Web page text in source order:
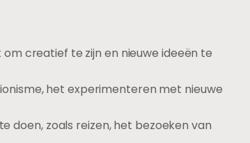
creatief te zijn en nieuwe ideeën te
het experimenteren met nieuwe
doen, zoals reizen, het bezoeken van